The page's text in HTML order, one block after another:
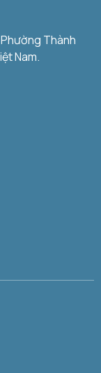
Thành
Nam.